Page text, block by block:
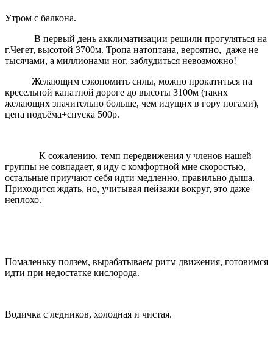
Утром с балкона.
В первый день акклиматизации решили прогуляться на
г.Чегет, высотой 3700м. Тропа натоптана, вероятно, даже не
тысячами, а миллионами ног, заблудиться невозможно!
Желающим сэкономить силы, можно прокатиться на
кресельной канатной дороге до высоты 3100м (таких
желающих значительно больше, чем идущих в гору ногами),
цена подъёма+спуска 500р.
К сожалению, темп передвижения у членов нашей
группы не совпадает, я иду с комфортной мне скоростью,
остальные приучают себя идти медленно, правильно дыша.
Приходится ждать, но, учитывая пейзажи вокруг, это даже
неплохо.
Помаленьку ползем, вырабатываем ритм движения, готовимся
идти при недостатке кислорода.
Водичка с ледников, холодная и чистая.